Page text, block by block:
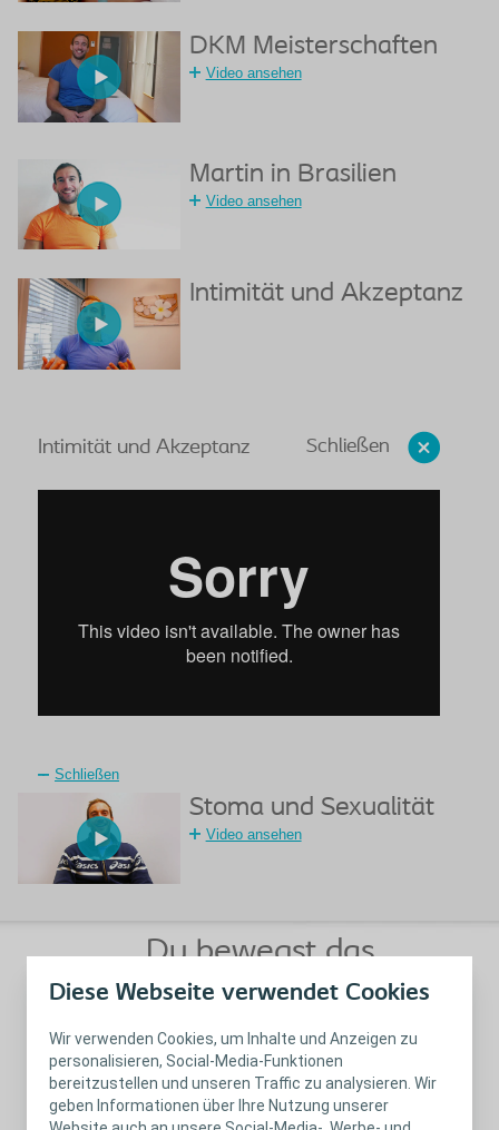
Diese Webseite verwendet Cookies
Wir verwenden Cookies, um Inhalte und Anzeigen zu
personalisieren, Social-Media-Funktionen
bereitzustellen und unseren Traffic zu analysieren. Wir
geben Informationen über Ihre Nutzung unserer
DKM Meisterschaften
Video ansehen
Martin in Brasilien
Video ansehen
Intimität und Akzeptanz
Schließen
Intimität und Akzeptanz
Schließen
Stoma und Sexualität
Video ansehen
Du bewegst das
Leben!
Und ich bin gespannt, wie du das machst.
Erzähl mir deine Geschichte und schick sie
mir per E-Mail
schreibmartin@coloplast.com